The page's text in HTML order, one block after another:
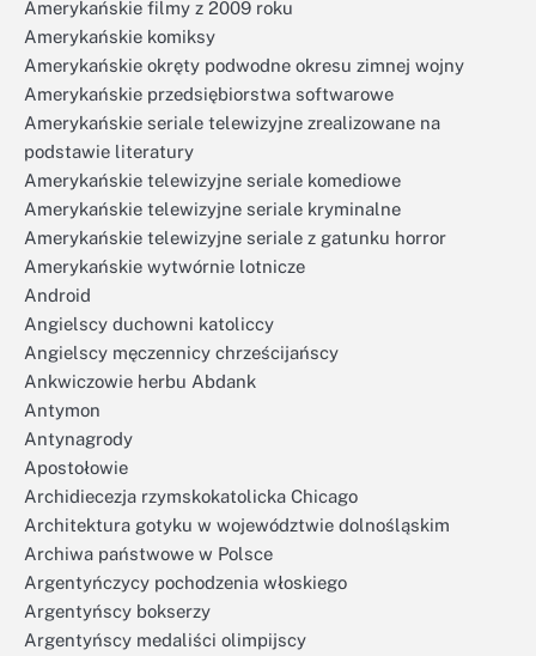
Amerykańskie filmy z 2009 roku
Amerykańskie komiksy
Amerykańskie okręty podwodne okresu zimnej wojny
Amerykańskie przedsiębiorstwa softwarowe
Amerykańskie seriale telewizyjne zrealizowane na
podstawie literatury
Amerykańskie telewizyjne seriale komediowe
Amerykańskie telewizyjne seriale kryminalne
Amerykańskie telewizyjne seriale z gatunku horror
Amerykańskie wytwórnie lotnicze
Android
Angielscy duchowni katoliccy
Angielscy męczennicy chrześcijańscy
Ankwiczowie herbu Abdank
Antymon
Antynagrody
Apostołowie
Archidiecezja rzymskokatolicka Chicago
Architektura gotyku w województwie dolnośląskim
Archiwa państwowe w Polsce
Argentyńczycy pochodzenia włoskiego
Argentyńscy bokserzy
Argentyńscy medaliści olimpijscy